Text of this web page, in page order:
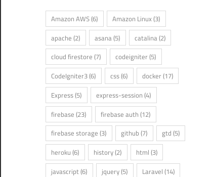
Amazon AWS(6) Amazon Linux(3)
apache (2) asana (5) catalina (2)
cloud firestore (7) codeigniter (5)
CodeIgniter3(6) css(6) docker (17)
Express(5) express-session (4)
firebase (23) firebase auth (12)
firebase storage (3) github (7) gtd (5)
heroku (6) history(2) html (3)
javascript(6) jquery(5) Laravel (14)